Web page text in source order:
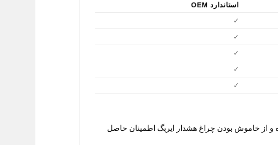
استاندارد OEM
✓
✓
✓
✓
✓
از خاموش بودن چراغ هشدار ایربگ اطمینان حاصل